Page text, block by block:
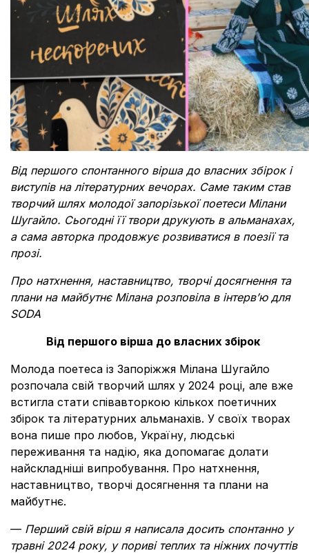
Від першого спонтанного вірша до власних збірок і
виступів на літературних вечорах. Саме таким став
творчий шлях молодої запорізької поетеси Мілани
Шугайло. Сьогодні її твори друкують в альманахах,
а сама авторка продовжує розвиватися в поезії та
прозі.
Про натхнення, наставництво, творчі досягнення та
плани на майбутнє Мілана розповіла в інтерв’ю для
SODA
Від першого вірша до власних збірок
Молода поетеса із Запоріжжя Мілана Шугайло
розпочала свій творчий шлях у 2024 році, але вже
встигла стати співавторкою кількох поетичних
збірок та літературних альманахів. У своїх творах
вона пише про любов, Україну, людські
переживання та надію, яка допомагає долати
найскладніші випробування. Про натхнення,
наставництво, творчі досягнення та плани на
майбутнє.
— Перший свій вірш я написала досить спонтанно у
травні 2024 року, у пориві теплих та ніжних почуттів